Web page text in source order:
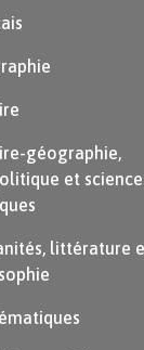
l’imparfait «
l’action de
pourrait dire :
accompli/
temps
(présent,
géographie,
et
littérature